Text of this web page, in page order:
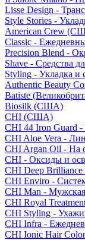
Lisse Design -
Style Stories -
American Crew
Classic -
Precision Blend -
Shave - Средства
Styling - Укладка и
Authentic Beauty
Batiste
Biosilk (США)
CHI (США)
CHI 44 Iron Guard -
CHI Aloe Vera -
CHI Argan Oil - На
CHI - Оксиды и
CHI Deep Brilliance
CHI Enviro -
CHI Man - Мужская
CHI Royal
CHI Styling -
CHI Infra -
CHI Ionic Hair